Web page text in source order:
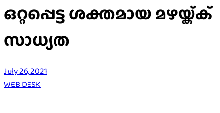
ഒറ്റപ്പെട്ട ശക്തമായ മഴയ്ക്ക്
സാധ്യത
July 26, 2021
WEB DESK